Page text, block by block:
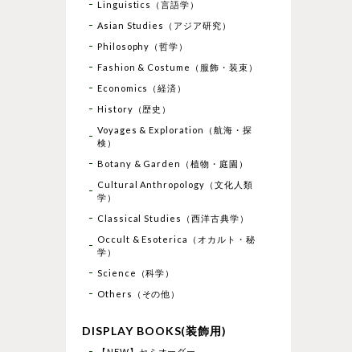
Linguistics（言語学）
Asian Studies（アジア研究）
Philosophy（哲学）
Fashion & Costume（服飾・装束）
Economics（経済）
History（歴史）
Voyages & Exploration（航海・探
検）
Botany & Garden（植物・庭園）
Cultural Anthropology（文化人類
学）
Classical Studies（西洋古典学）
Occult & Esoterica（オカルト・秘
学）
Science（科学）
Others（その他）
DISPLAY BOOKS(装飾用)